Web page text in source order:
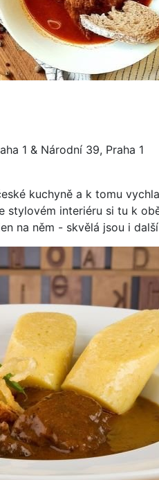
1 & Národní 39, Praha 1
kuchyně a k tomu
stylovém interiéru si tu k
na něm - skvělá jsou i